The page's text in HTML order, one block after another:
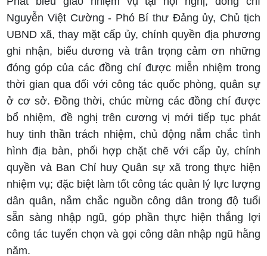
Nguyễn Việt Cường - Phó Bí thư Đảng ủy, Chủ tịch
UBND xã, thay mặt cấp ủy, chính quyền địa phương
ghi nhận, biểu dương và trân trọng cảm ơn những
đóng góp của các đồng chí được miễn nhiệm trong
thời gian qua đối với công tác quốc phòng, quân sự
ở cơ sở. Đồng thời, chúc mừng các đồng chí được
bổ nhiệm, đề nghị trên cương vị mới tiếp tục phát
huy tinh thần trách nhiệm, chủ động nắm chắc tình
hình địa bàn, phối hợp chặt chẽ với cấp ủy, chính
quyền và Ban Chỉ huy Quân sự xã trong thực hiện
nhiệm vụ; đặc biệt làm tốt công tác quản lý lực lượng
dân quân, nắm chắc nguồn công dân trong độ tuổi
sẵn sàng nhập ngũ, góp phần thực hiện thắng lợi
công tác tuyển chọn và gọi công dân nhập ngũ hằng
năm.